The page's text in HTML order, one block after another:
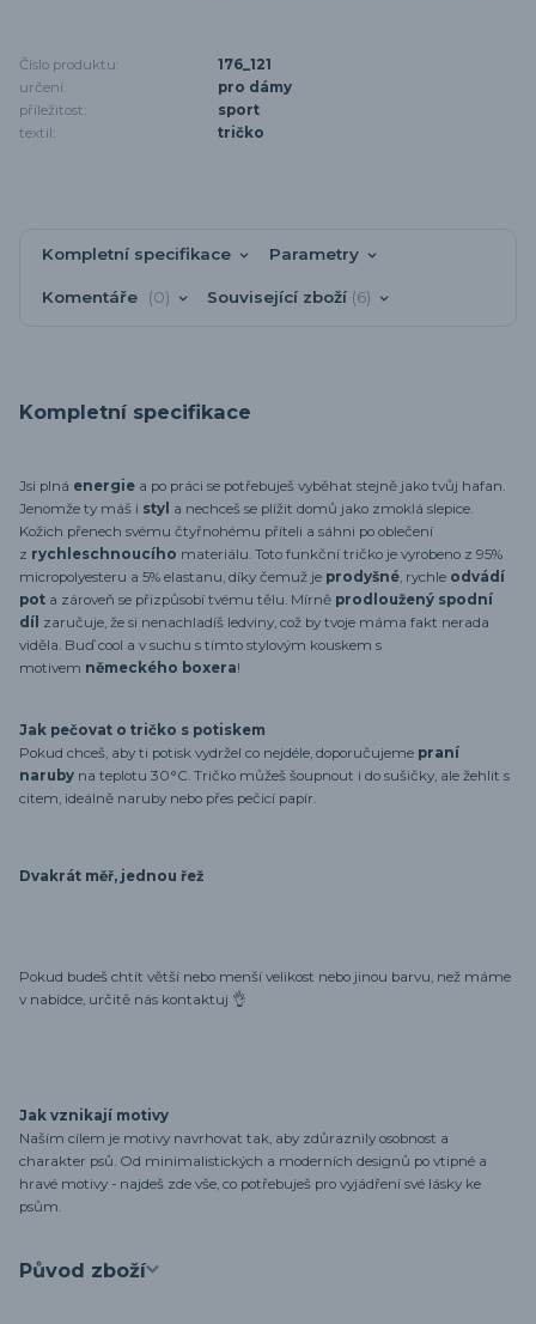
Číslo produktu:
176_121
určení:
pro dámy
příležitost:
sport
textil:
tričko
Kompletní specifikace Parametry
Komentáře 0 Související zboží 6
Kompletní specifikace
Jsi plná energie a po práci se potřebuješ vyběhat stejně jako tvůj hafan.
Jenomže ty máš i styl a nechceš se plížit domů jako zmoklá slepice.
Kožich přenech svému čtyřnohému příteli a sáhni po oblečení
z rychleschnoucího materiálu. Toto funkční tričko je vyrobeno z 95%
micropolyesteru a 5% elastanu, díky čemuž je prodyšné, rychle odvádí
pot a zároveň se přizpůsobí tvému tělu. Mírně prodloužený spodní
díl zaručuje, že si nenachladíš ledviny, což by tvoje máma fakt nerada
viděla. Buď cool a v suchu s tímto stylovým kouskem s
motivem německého boxera!
Jak pečovat o tričko s potiskem
Pokud chceš, aby ti potisk vydržel co nejdéle, doporučujeme praní
naruby na teplotu 30°C. Tričko můžeš šoupnout i do sušičky, ale žehlit s
citem, ideálně naruby nebo přes pečicí papír.
Dvakrát měř, jednou řež
Pokud budeš chtít větší nebo menší velikost nebo jinou barvu, než máme
v nabídce, určitě nás kontaktuj 👌
Jak vznikají motivy
Naším cílem je motivy navrhovat tak, aby zdůraznily osobnost a
charakter psů. Od minimalistických a moderních designů po vtipné a
hravé motivy - najdeš zde vše, co potřebuješ pro vyjádření své lásky ke
psům.
Původ zboží